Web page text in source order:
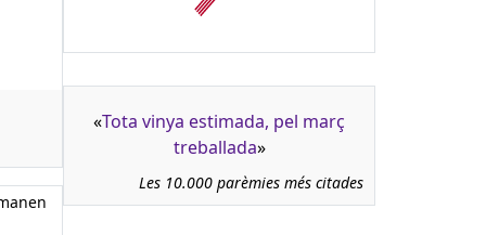
«Tota vinya estimada, pel març
treballada»
Les 10.000 parèmies més citades